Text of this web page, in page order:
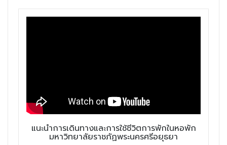
แนะนำการเดินทางและการใช้ชีวิตการพักในหอพัก
มหาวิทยาลัยราชภัฏพระนครศรีอยุธยา